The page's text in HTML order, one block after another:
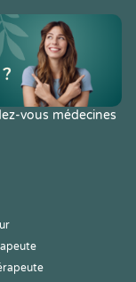
vous médecines